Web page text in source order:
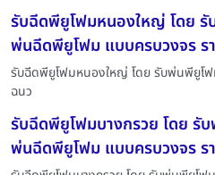
รับฉีดพียูโฟมหนองใหญ่ โดย
พ่นฉีดพียูโฟม แบบครบวงจร ร
รับฉีดพียูโฟมหนองใหญ่ โดย รับพ่นพียูโ
ฉนว
รับฉีดพียูโฟมบางกรวย โดย รั
พ่นฉีดพียูโฟม แบบครบวงจร ร